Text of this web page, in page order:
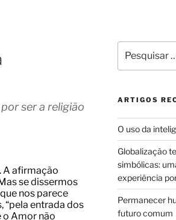
ser a religião
A afirmação
se dissermos
nos parece
“pela entrada dos
o Amor não
por:
ARTIGOS
O uso da
Globalização
simbólicas:
experiência
Permanecer
futuro comum